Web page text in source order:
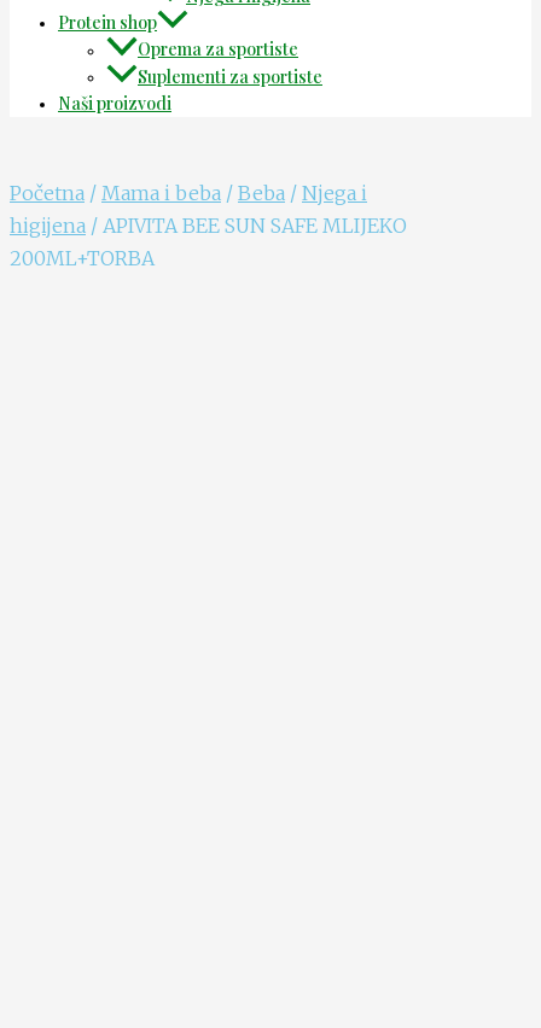
Protein shop
Oprema za sportiste
Suplementi za sportiste
Naši proizvodi
Početna / Mama i beba / Beba / Njega i
higijena / APIVITA BEE SUN SAFE MLIJEKO
200ML+TORBA